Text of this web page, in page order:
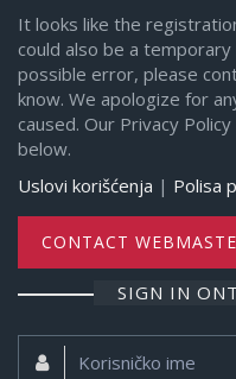
It looks like the
could also be a
possible error, please
know. We apologize for
caused. Our Privacy
below.
Uslovi korišćenja | Polisa
CONTACT
SIGN IN
Korisničko